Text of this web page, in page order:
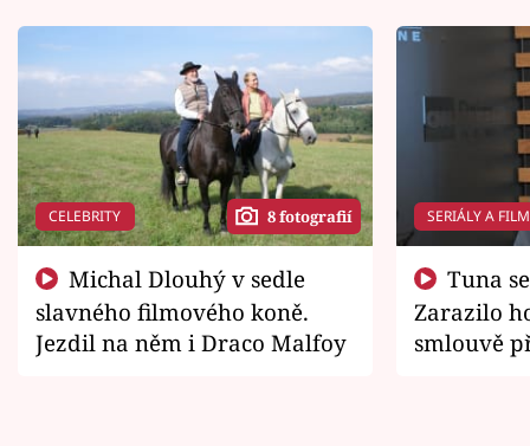
CELEBRITY 8 fotografií
slavného filmového koně.
Jezdil na něm i Draco Malfoy
SERIÁLY A
Zarazilo
smlouvě